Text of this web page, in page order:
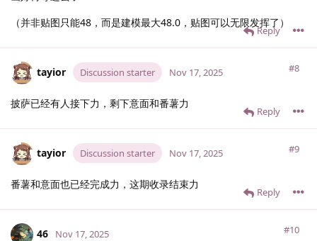
（并非贴图只能48，而是建模最大48.0，贴图可以无限发挥了）
Reply
tayior Discussion starter #8
Nov 17, 2025
披萨已经有人接下力，剩下意面和番薯力
Reply
tayior Discussion starter #9
Nov 17, 2025
番薯和意面也已经完成力，这期收录结束力
Reply
46 #10
Nov 17, 2025